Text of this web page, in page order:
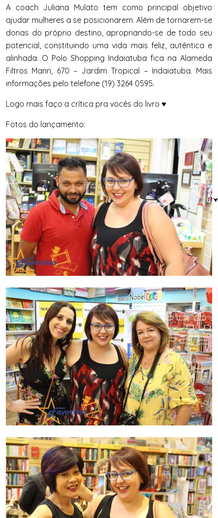
A coach Juliana Mulato tem como principal objetivo
ajudar mulheres a se posicionarem. Além de tornarem-se
donas do próprio destino, apropriando-se de todo seu
potencial, constituindo uma vida mais feliz, autêntica e
alinhada. O Polo Shopping Indaiatuba fica na Alameda
Filtros Mann, 670 – Jardim Tropical – Indaiatuba. Mais
informações pelo telefone (19) 3264 0595.
Logo mais faço a crítica pra vocês do livro ♥
Fotos do lançamento: